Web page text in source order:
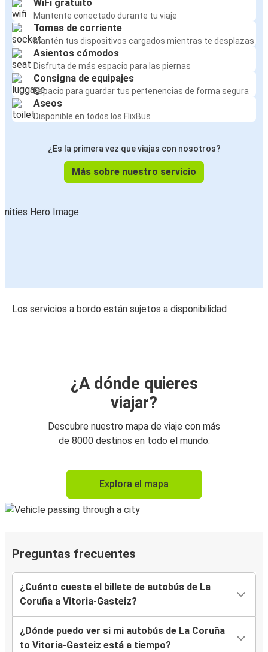
WiFi gratuito
Mantente conectado durante tu viaje
Tomas de corriente
Mantén tus dispositivos cargados mientras te desplazas
Asientos cómodos
Disfruta de más espacio para las piernas
Consigna de equipajes
Espacio para guardar tus pertenencias de forma segura
Aseos
Disponible en todos los FlixBus
¿Es la primera vez que viajas con nosotros?
Más sobre nuestro servicio
Los servicios a bordo están sujetos a disponibilidad
¿A dónde quieres
viajar?
Descubre nuestro mapa de viaje con más
de 8000 destinos en todo el mundo.
Explora el mapa
Preguntas frecuentes
¿Cuánto cuesta el billete de autobús de La
Coruña a Vitoria-Gasteiz?
¿Dónde puedo ver si mi autobús de La Coruña
to Vitoria-Gasteiz está a tiempo?